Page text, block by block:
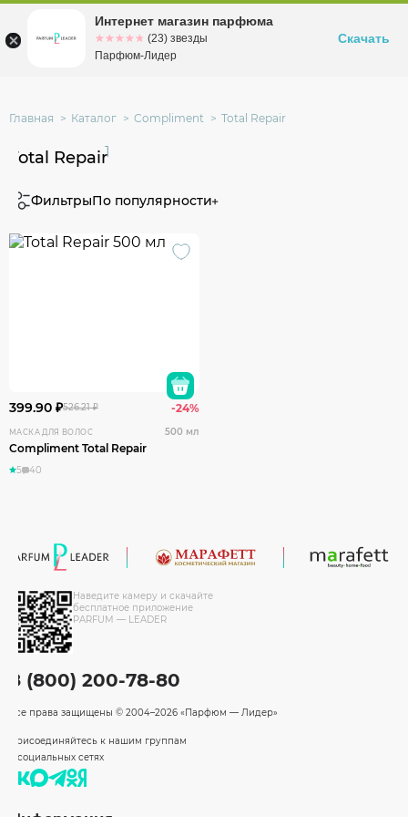
Омскул. Заозерная, 11, к. 1
Главная Каталог Compliment Total Repair
Total Repair1
ФильтрыПо популярности
399.90 ₽526.21 ₽ -24%
МАСКА ДЛЯ ВОЛОС 500 мл
Compliment Total Repair
5 40
Наведите камеру и скачайте
бесплатное приложение
PARFUM — LEADER
8 (800) 200-78-80
Все права защищены © 2004–2026 «Парфюм — Лидер»
Присоединяйтесь к нашим группам
в социальных сетях
Интернет магазин парфюма
☆☆☆☆☆
★★★★★ (23) звезды
Парфюм-Лидер
Скачать